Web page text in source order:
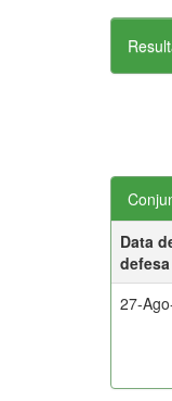
Data
defesa
27-